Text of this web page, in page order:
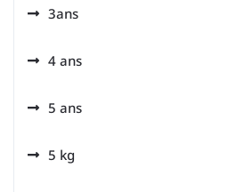
3ans
4 ans
5 ans
5 kg